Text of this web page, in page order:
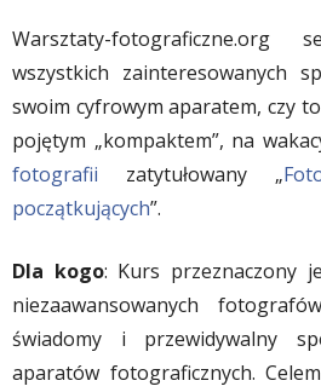
Warsztaty-fotograficzne.org
wszystkich zainteresowanych
swoim cyfrowym aparatem, czy
pojętym „kompaktem”, na
fotografii zatytułowany „
początkujących”.
Dla kogo: Kurs przeznaczony
niezaawansowanych
świadomy i przewidywalny
aparatów fotograficznych.